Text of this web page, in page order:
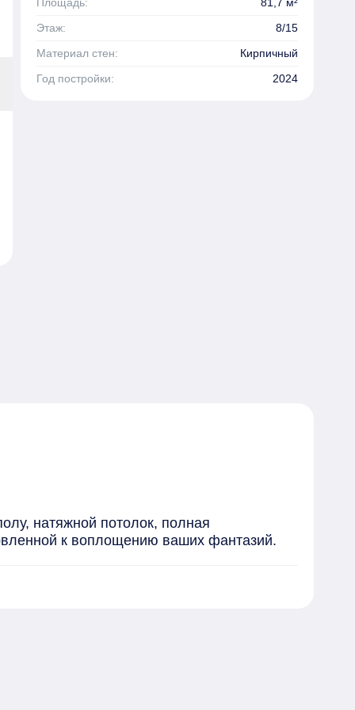
Этаж:
8/15
Материал стен:
Кирпичный
Год постройки:
2024
натяжной потолок, полная
к воплощению ваших фантазий.